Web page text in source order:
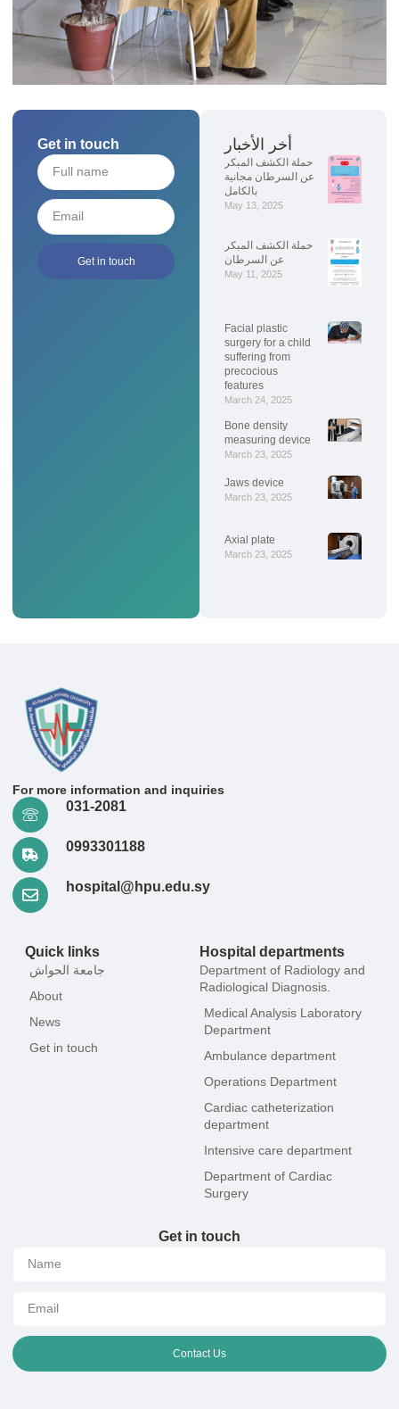
Get in touch
Get in touch
أخر الأخبار
حملة الكشف المبكر
عن السرطان مجانية
بالكامل
May 13, 2025
حملة الكشف المبكر
عن السرطان
May 11, 2025
Facial plastic
surgery for a child
suffering from
precocious
features
March 24, 2025
Bone density
measuring device
March 23, 2025
Jaws device
March 23, 2025
Axial plate
March 23, 2025
For more information and inquiries
031-2081
0993301188
hospital@hpu.edu.sy
Quick links
جامعة الحواش
About
News
Get in touch
Hospital departments
Department of Radiology and
Radiological Diagnosis.
Medical Analysis Laboratory
Department
Ambulance department
Operations Department
Cardiac catheterization
department
Intensive care department
Department of Cardiac
Surgery
Get in touch
Contact Us